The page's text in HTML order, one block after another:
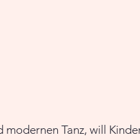
Tanz, will